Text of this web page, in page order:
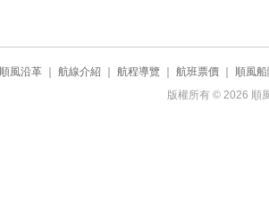
順風沿革 航線介紹 航程導覽 航班票價
順風
版權所有 © 2026 順